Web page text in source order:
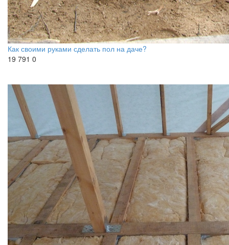
Как своими руками сделать пол на даче?
19 791 0